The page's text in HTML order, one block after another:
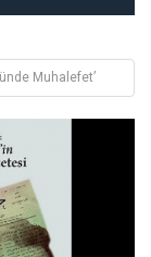
Muhalefet’